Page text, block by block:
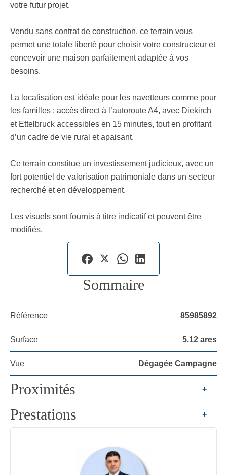
votre futur projet.
Vendu sans contrat de construction, ce terrain vous
permet une totale liberté pour choisir votre constructeur et
concevoir une maison parfaitement adaptée à vos
besoins.
La localisation est idéale pour les navetteurs comme pour
les familles : accès direct à l’autoroute A4, avec Diekirch
et Ettelbruck accessibles en 15 minutes, tout en profitant
d’un cadre de vie rural et apaisant.
Ce terrain constitue un investissement judicieux, avec un
fort potentiel de valorisation patrimoniale dans un secteur
recherché et en développement.
Les visuels sont fournis à titre indicatif et peuvent être
modifiés.
Sommaire
Référence 85985892
Surface 5.12 ares
Vue Dégagée Campagne
Proximités +
Prestations +